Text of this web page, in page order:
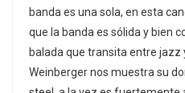
banda es una sola, en esta
que la banda es sólida y bien
balada que transita entre jazz
Weinberger nos muestra su